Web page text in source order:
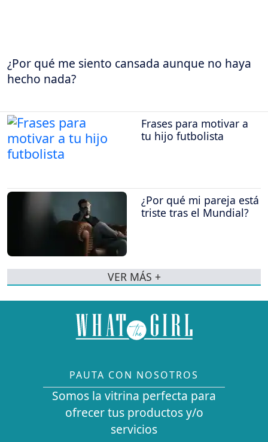
¿Por qué me siento cansada aunque no haya
hecho nada?
Frases para motivar a
tu hijo futbolista
¿Por qué mi pareja está
triste tras el Mundial?
VER MÁS +
PAUTA CON NOSOTROS
Somos la vitrina perfecta para
ofrecer tus productos y/o
servicios